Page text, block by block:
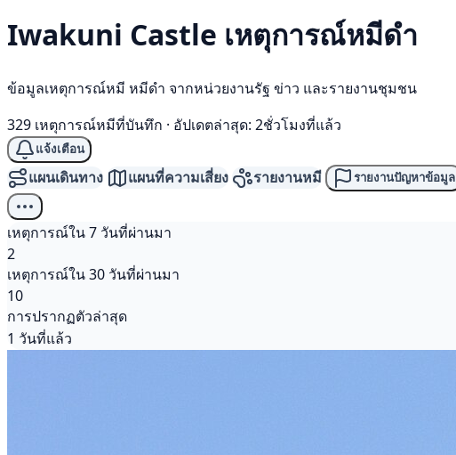
Iwakuni Castle เหตุการณ์หมีดำ
ข้อมูลเหตุการณ์หมี หมีดำ จากหน่วยงานรัฐ ข่าว และรายงานชุมชน
329 เหตุการณ์หมีที่บันทึก · อัปเดตล่าสุด: 2ชั่วโมงที่แล้ว
แจ้งเตือน
แผนเดินทาง แผนที่ความเสี่ยง รายงานหมี รายงานปัญหาข้อมูล
เหตุการณ์ใน 7 วันที่ผ่านมา
2
เหตุการณ์ใน 30 วันที่ผ่านมา
10
การปรากฏตัวล่าสุด
1 วันที่แล้ว